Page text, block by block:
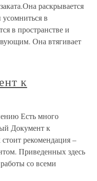
раскрывается
в
в пространстве и
Она втягивает
к
Есть много
Документ к
рекомендация –
Приведенных здесь
со всеми